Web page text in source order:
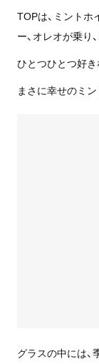
TOPは、ミントホ
ー、オレオが乗り
ひとつひとつ好き
まさに幸せのミン
グラスの中には、